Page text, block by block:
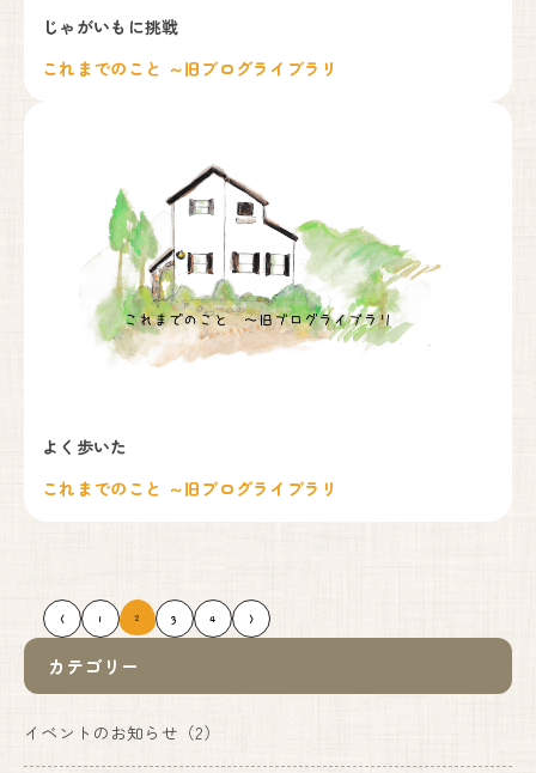
じゃがいもに挑戦
これまでのこと ～旧ブログライブラリ
よく歩いた
これまでのこと ～旧ブログライブラリ
＜ 1 2 3 4 ＞
カテゴリー
イベントのお知らせ （2）